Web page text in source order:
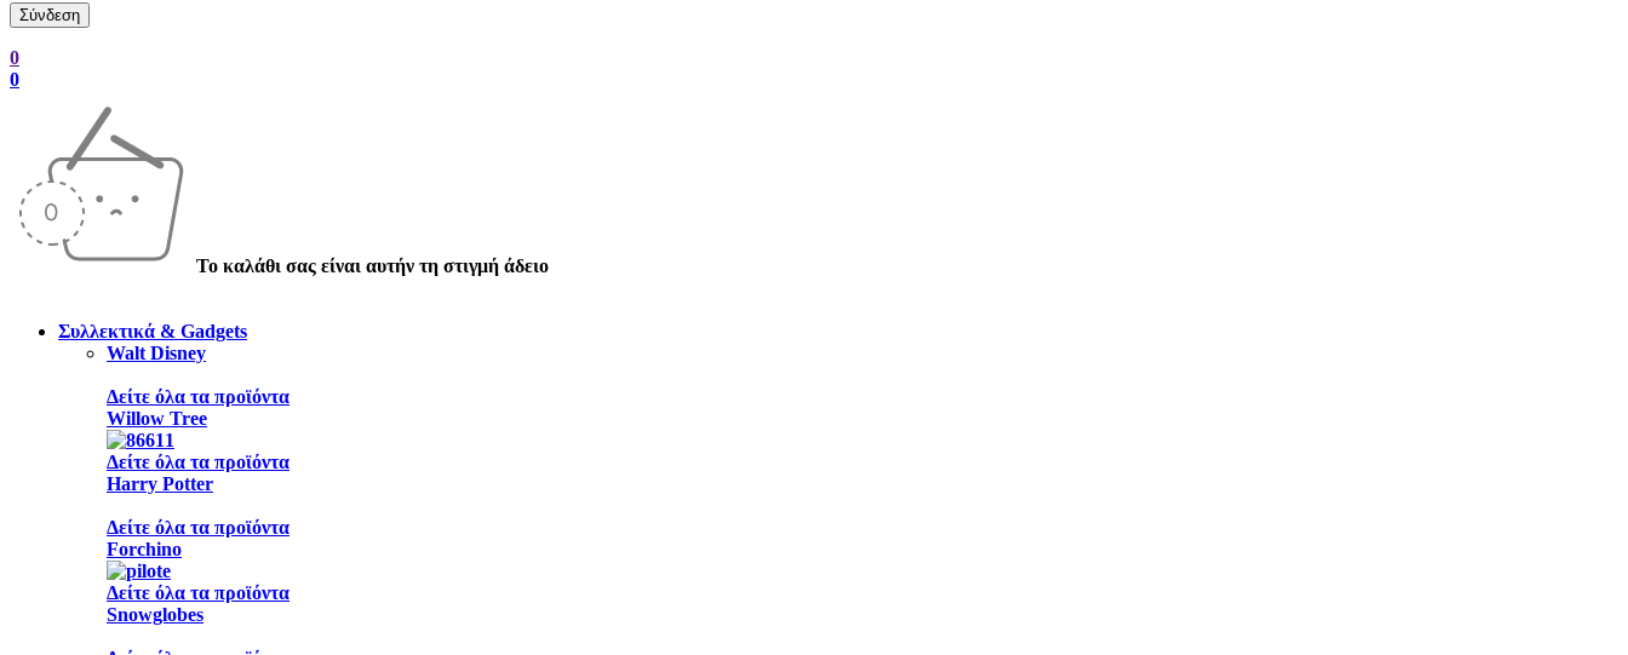
0
0
Το καλάθι σας είναι αυτήν τη στιγμή άδειο
Συλλεκτικά & Gadgets
Walt Disney
Δείτε όλα τα προϊόντα
Willow Tree
Δείτε όλα τα προϊόντα
Harry Potter
Δείτε όλα τα προϊόντα
Forchino
Δείτε όλα τα προϊόντα
Snowglobes